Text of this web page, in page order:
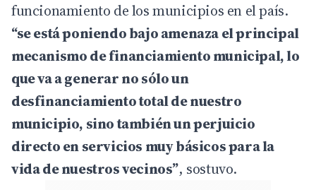
funcionamiento de los municipios en el país.
“se está poniendo bajo amenaza el principal
mecanismo de financiamiento municipal, lo
que va a generar no sólo un
desfinanciamiento total de nuestro
municipio, sino también un perjuicio
directo en servicios muy básicos para la
vida de nuestros vecinos”, sostuvo.